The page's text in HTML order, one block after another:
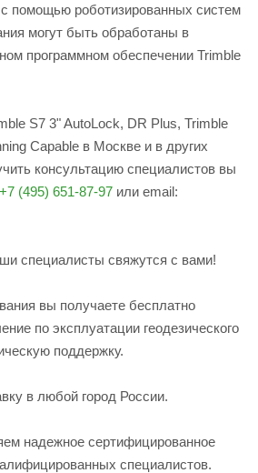
помощью роботизированных систем
могут быть обработаны в
программном обеспечении Trimble
S7 3" AutoLock, DR Plus, Trimble
Capable в Москве и в других
консультацию специалистов вы
+7 (495) 651-87-97 или email:
специалисты свяжутся с вами!
вы получаете бесплатно
по эксплуатации геодезического
поддержку.
в любой город России.
надежное сертифицированное
специалистов.